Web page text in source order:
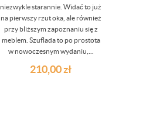
niezwykle starannie. Widać to już
na pierwszy rzut oka, ale również
przy bliższym zapoznaniu się z
meblem. Szuflada to po prostota
w nowoczesnym wydaniu,...
210,00zł